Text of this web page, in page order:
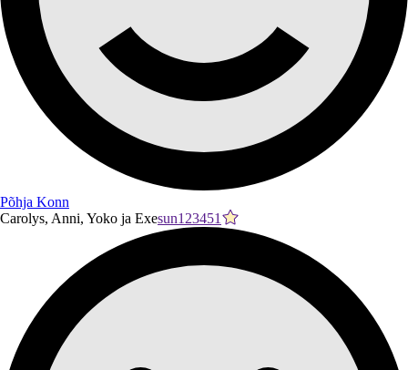
Põhja Konn
Carolys, Anni, Yoko ja Exesun123451